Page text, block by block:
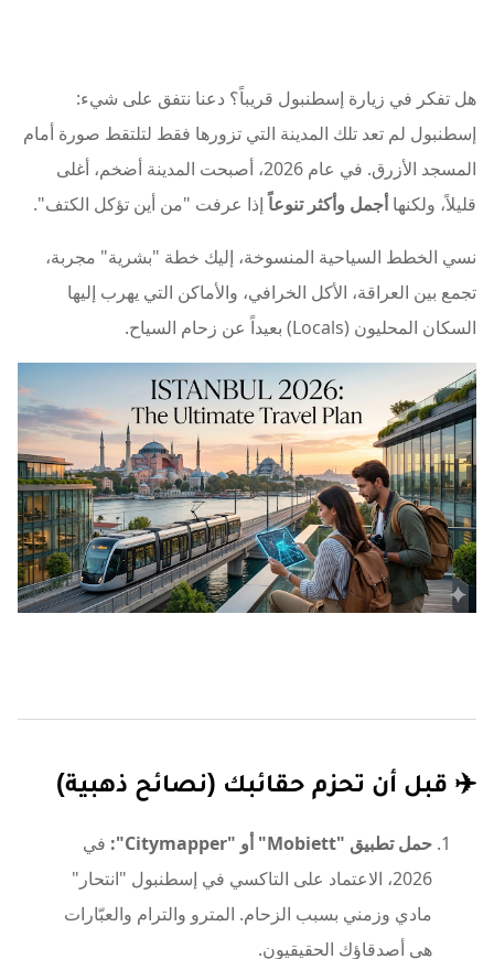
هل تفكر في زيارة إسطنبول قريباً؟ دعنا نتفق على شيء:
إسطنبول لم تعد تلك المدينة التي تزورها فقط لتلتقط صورة أمام
المسجد الأزرق. في عام 2026، أصبحت المدينة أضخم، أغلى
قليلاً، ولكنهاأجمل وأكثر تنوعاًإذا عرفت "من أين تؤكل الكتف".
نسي الخطط السياحية المنسوخة، إليك خطة "بشرية" مجربة،
تجمع بين العراقة، الأكل الخرافي، والأماكن التي يهرب إليها
السكان المحليون (Locals) بعيداً عن زحام السياح.
✈️ قبل أن تحزم حقائبك (نصائح ذهبية)
حمل تطبيق "Mobiett" أو "Citymapper":
في
2026، الاعتماد على التاكسي في إسطنبول "انتحار"
مادي وزمني بسبب الزحام. المترو والترام والعبّارات
هي أصدقاؤك الحقيقيون.